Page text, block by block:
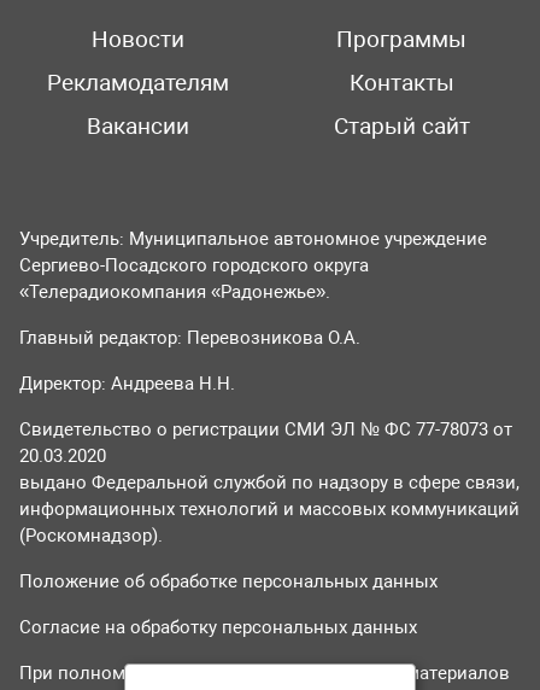
Новости
Программы
Рекламодателям
Контакты
Вакансии
Старый сайт
Учредитель: Муниципальное автономное учреждение
Сергиево-Посадского городского округа
«Телерадиокомпания «Радонежье».
Главный редактор: Перевозникова О.А.
Директор: Андреева Н.Н.
Свидетельство о регистрации СМИ ЭЛ № ФС 77-78073 от
20.03.2020
выдано Федеральной службой по надзору в сфере связи,
информационных технологий и массовых коммуникаций
(Роскомнадзор).
Положение об обработке персональных данных
Согласие на обработку персональных данных
При полном или частичном использовании материалов